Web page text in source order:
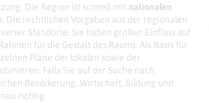
Die Region ist schnell mit nationalen
Die rechtlichen Vorgaben aus der regionalen
Standorte. Sie haben großen Einfluss auf
für die Gestalt des Raums. Als Basis für
Pläne der lokalen sowie der
Falls Sie auf der Suche nach
Bevölkerung, Wirtschaft, Bildung und
richtig.